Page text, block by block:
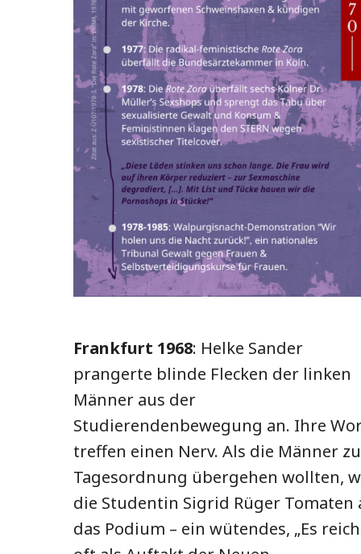
Frankfurt 1968: Helke Sander
prangerte blinde Flecken der linken
Männer aus der
Studierendenbewegung an. Ihre
treffen einen Nerv. Als die Männer
Tagesordnung übergehen wollten,
die Studentin Sigrid Rüger Tomaten
das Podium – ein wütendes, „Es